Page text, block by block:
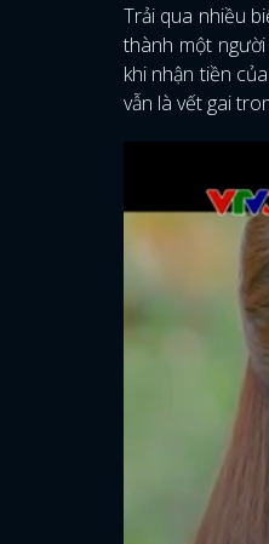
Trải qua nhiều
thành một
khi nhận tiền
vẫn là vết gai